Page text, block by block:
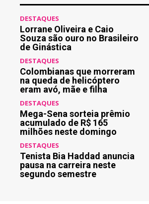
DESTAQUES
Lorrane Oliveira e Caio
Souza são ouro no Brasileiro
de Ginástica
DESTAQUES
Colombianas que morreram
na queda de helicóptero
eram avó, mãe e filha
DESTAQUES
Mega-Sena sorteia prêmio
acumulado de R$ 165
milhões neste domingo
DESTAQUES
Tenista Bia Haddad anuncia
pausa na carreira neste
segundo semestre